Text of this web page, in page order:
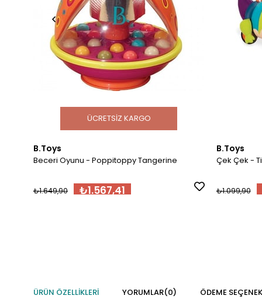
B.Toys
Beceri Oyunu - Poppitoppy Tangerine
₺1.567,41
₺1.649,90
ÜCRETSIZ KARGO
B.Toys
Çek Çek -
₺1.099,90
ÜRÜN ÖZELLIKLERI YORUMLAR(0) ÖDEME